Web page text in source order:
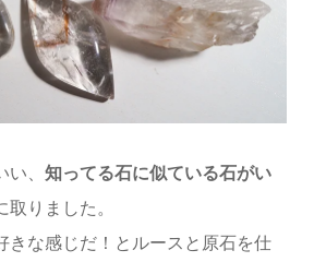
、 知ってる石に似ている石がい
りました。
きな感じだ！とルースと原石を仕